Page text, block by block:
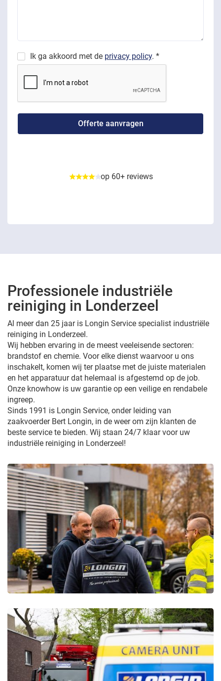
Ik ga akkoord met de privacy policy. *
op 60+ reviews
Professionele industriële
reiniging in Londerzeel
Al meer dan 25 jaar is Longin Service specialist industriële
reiniging in Londerzeel.
Wij hebben ervaring in de meest veeleisende sectoren:
brandstof en chemie. Voor elke dienst waarvoor u ons
inschakelt, komen wij ter plaatse met de juiste materialen
en het apparatuur dat helemaal is afgestemd op de job.
Onze knowhow is uw garantie op een veilige en rendabele
ingreep.
Sinds 1991 is Longin Service, onder leiding van
zaakvoerder Bert Longin, in de weer om zijn klanten de
beste service te bieden. Wij staan 24/7 klaar voor uw
industriële reiniging in Londerzeel!